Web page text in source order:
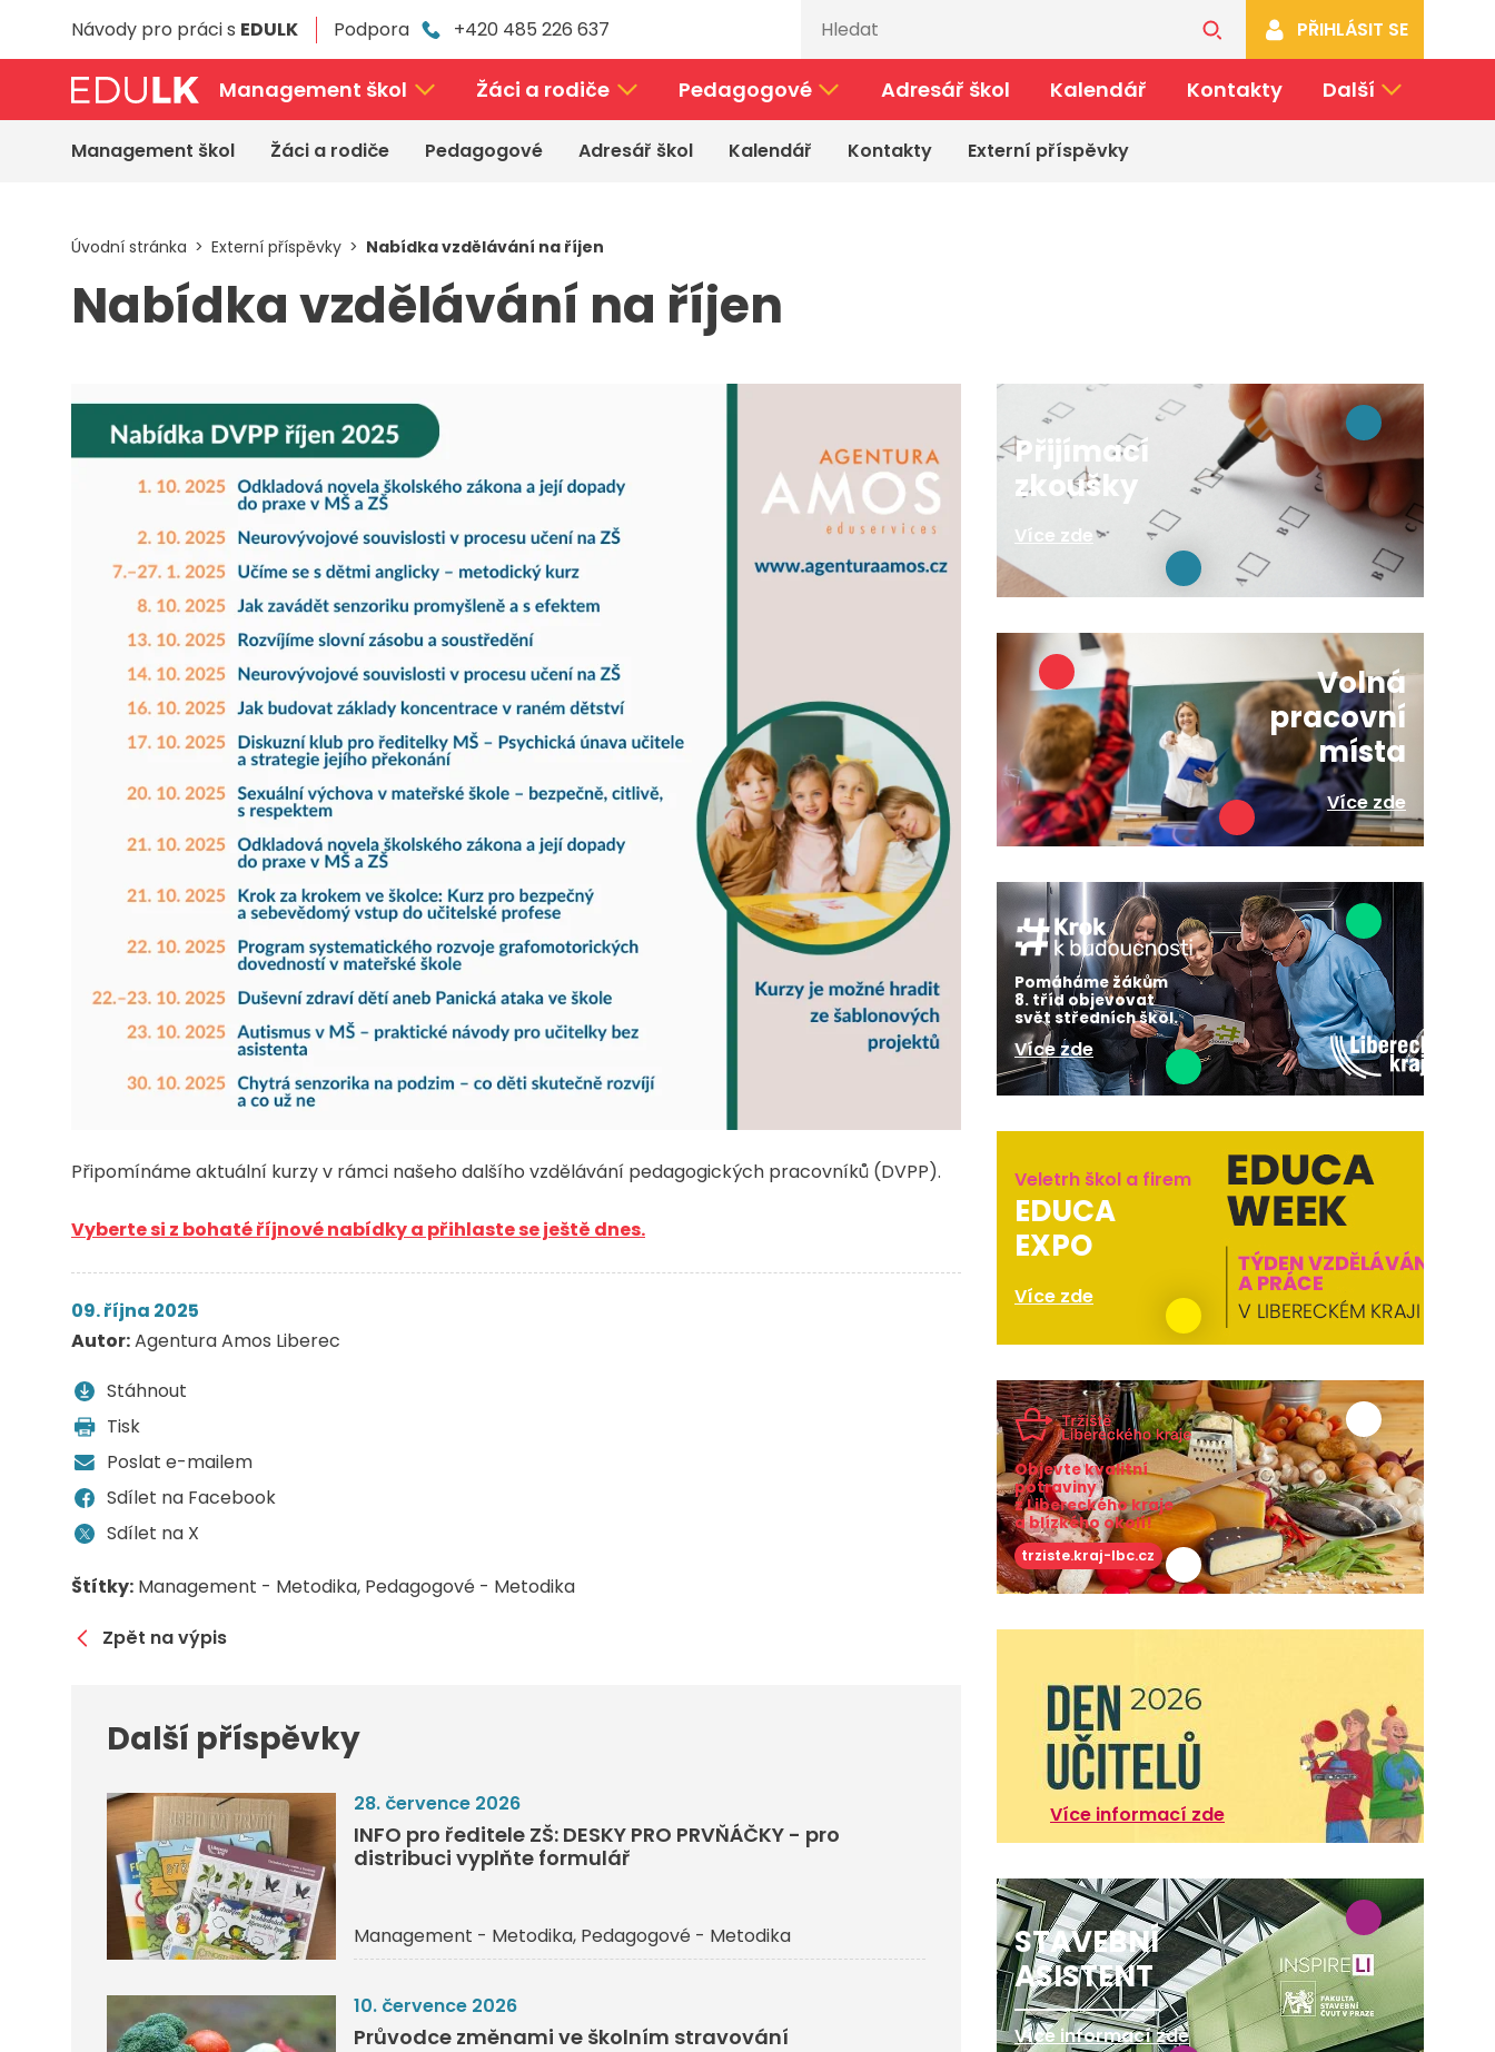
Návody pro práci s EDULK Podpora +420 485 226 637 PŘIHLÁSIT SE
Management škol Žáci a rodiče Pedagogové Adresář škol Kalendář Kontakty Další
Management škol Žáci a rodiče Pedagogové Adresář škol Kalendář Kontakty Externí příspěvky
Úvodní stránka Externí příspěvky Nabídka vzdělávání na říjen
Nabídka vzdělávání na říjen
Připomínáme aktuální kurzy v rámci našeho dalšího vzdělávání pedagogických pracovníků (DVPP).
Vyberte si z bohaté říjnové nabídky a přihlaste se ještě dnes.
09. října 2025
Autor:Agentura Amos Liberec
Stáhnout
Tisk
Poslat e-mailem
Sdílet na Facebook
Sdílet na X
Štítky: Management - Metodika Pedagogové - Metodika
Zpět na výpis
Další příspěvky
28. července 2026
INFO pro ředitele ZŠ: DESKY PRO PRVŇÁČKY - pro
distribuci vyplňte formulář
Management - Metodika Pedagogové - Metodika
10. července 2026
Průvodce změnami ve školním stravování
Přijímací
zkoušky
Více zde
Volná
pracovní
místa
Více zde
Pomáháme žákům
8. tříd objevovat
svět středních škol.
Více zde
Veletrh škol a firem
EDUCA
EXPO
Více zde
Objevte kvalitní
potraviny
z Libereckého kraje
a blízkého okolí!
trziste.kraj-lbc.cz
Více informací zde
STAVEBNÍ
ASISTENT
Více informací zde